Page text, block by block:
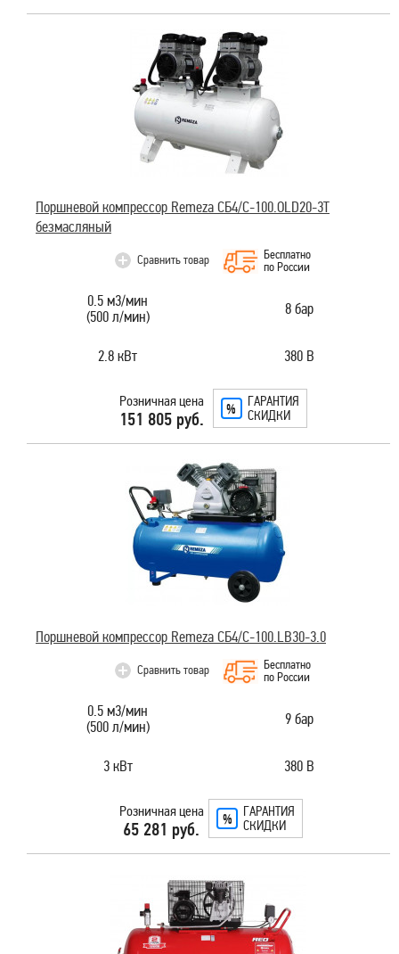
Поршневой компрессор Remeza СБ4/С-100.OLD20-3T
безмасляный
Сравнить товар
Бесплатно
по России
0.5 м3/мин
(500 л/мин)
8 бар
2.8 кВт 380 В
Розничная цена
151 805 руб.
ГАРАНТИЯ
СКИДКИ
Поршневой компрессор Remeza СБ4/С-100.LB30-3.0
Сравнить товар
Бесплатно
по России
0.5 м3/мин
(500 л/мин)
9 бар
3 кВт 380 В
Розничная цена
65 281 руб.
ГАРАНТИЯ
СКИДКИ